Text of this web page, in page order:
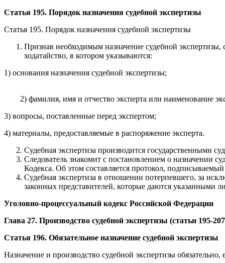
Статья 195. Порядок назначения судебной экспертизы
Статья 195. Порядок назначения судебной экспертизы
Признав необходимым назначение судебной
ходатайство, в котором указываются:
1) основания назначения судебной экспертизы;
2) фамилия, имя и отчество эксперта или наименование
3) вопросы, поставленные перед экспертом;
4) материалы, предоставляемые в распоряжение эксперта.
Судебная экспертиза производится государственными
Следователь знакомит с постановлением о назначении
Кодекса. Об этом составляется протокол,
Судебная экспертиза в отношении потерпевшего, за
законных представителей, которые даются указанными
Уголовно-процессуальный кодекс Российской Федерации
Глава 27. Производство судебной экспертизы (статьи 195-
Статья 196. Обязательное назначение судебной экспертизы
Назначение и производство судебной экспертизы обязательно,